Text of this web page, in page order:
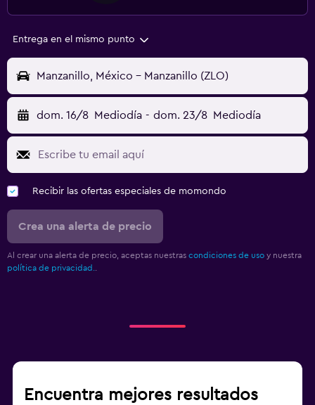
Entrega en el mismo punto
Manzanillo, México - Manzanillo (ZLO)
dom. 16/8 Mediodía - dom. 23/8 Mediodía
Recibir las ofertas especiales de momondo
Crea una alerta de precio
Al crear una alerta de precio, aceptas nuestras condiciones de uso y nuestra
política de privacidad..
Encuentra mejores resultados